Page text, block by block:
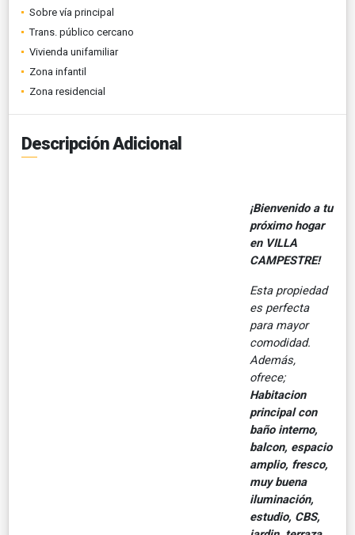
Sobre vía principal
Trans. público cercano
Vivienda unifamiliar
Zona infantil
Zona residencial
Descripción Adicional
¡Bienvenido a tu
próximo hogar
en VILLA
CAMPESTRE!
Esta propiedad
es perfecta
para mayor
comodidad.
Además,
ofrece;
Habitacion
principal con
baño interno,
balcon, espacio
amplio, fresco,
muy buena
iluminación,
estudio, CBS,